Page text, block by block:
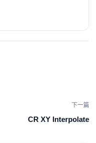
下一篇
CR XY Interpolate